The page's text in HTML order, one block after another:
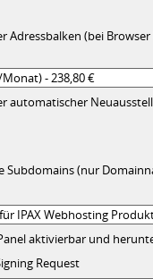
Adressbalken (bei
automatischer
Subdomains (nur
aktivierbar und
Request